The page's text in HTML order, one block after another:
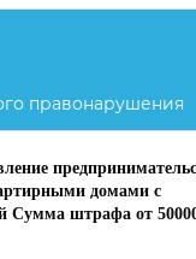
правонарушения
домами с
Сумма штрафа от